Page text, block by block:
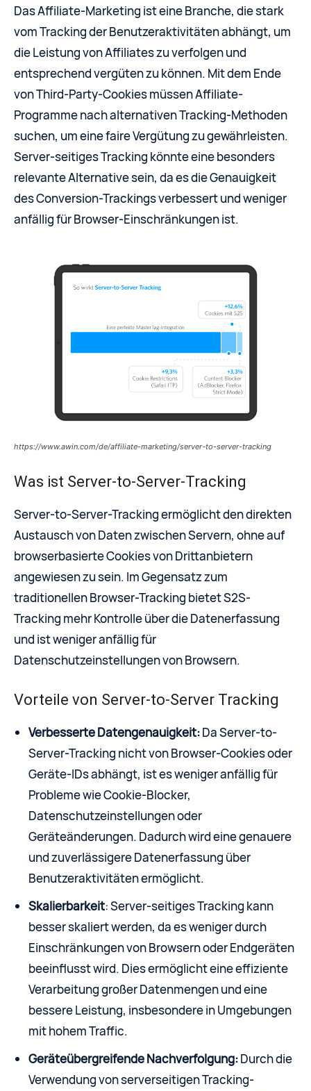
Das Affiliate-Marketing ist eine Branche, die stark
vom Tracking der Benutzeraktivitäten abhängt, um
die Leistung von Affiliates zu verfolgen und
entsprechend vergüten zu können. Mit dem Ende
von Third-Party-Cookies müssen Affiliate-
Programme nach alternativen Tracking-Methoden
suchen, um eine faire Vergütung zu gewährleisten.
Server-seitiges Tracking könnte eine besonders
relevante Alternative sein, da es die Genauigkeit
des Conversion-Trackings verbessert und weniger
anfällig für Browser-Einschränkungen ist.
https://www.awin.com/de/affiliate-marketing/server-to-server-tracking
Was ist Server-to-Server-Tracking
Server-to-Server-Tracking ermöglicht den direkten
Austausch von Daten zwischen Servern, ohne auf
browserbasierte Cookies von Drittanbietern
angewiesen zu sein. Im Gegensatz zum
traditionellen Browser-Tracking bietet S2S-
Tracking mehr Kontrolle über die Datenerfassung
und ist weniger anfällig für
Datenschutzeinstellungen von Browsern.
Vorteile von Server-to-Server Tracking
Verbesserte Datengenauigkeit:Da Server-to-
Server-Tracking nicht von Browser-Cookies oder
Geräte-IDs abhängt, ist es weniger anfällig für
Probleme wie Cookie-Blocker,
Datenschutzeinstellungen oder
Geräteänderungen. Dadurch wird eine genauere
und zuverlässigere Datenerfassung über
Benutzeraktivitäten ermöglicht.
Skalierbarkeit: Server-seitiges Tracking kann
besser skaliert werden, da es weniger durch
Einschränkungen von Browsern oder Endgeräten
beeinflusst wird. Dies ermöglicht eine effiziente
Verarbeitung großer Datenmengen und eine
bessere Leistung, insbesondere in Umgebungen
mit hohem Traffic.
Geräteübergreifende Nachverfolgung:Durch die
Verwendung von serverseitigen Tracking-